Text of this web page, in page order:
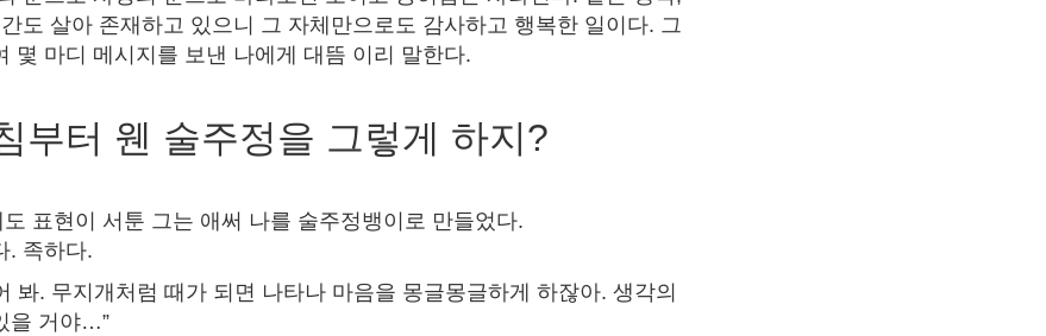
도 살아 존재하고 있으니 그 자체만으로도 감사하고 행복한 일이다. 그
몇 마디 메시지를 보낸 나에게 대뜸 이리 말한다.
부터 웬 술주정을 그렇게 하지?
표현이 서툰 그는 애써 나를 술주정뱅이로 만들었다.
. 족하다.
봐. 무지개처럼 때가 되면 나타나 마음을 몽글몽글하게 하잖아. 생각의
을 거야…”